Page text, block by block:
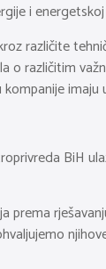
i
različite
različitim
BiH